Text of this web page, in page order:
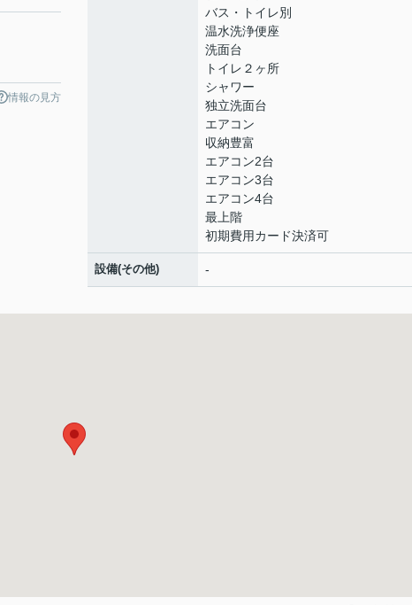
情報の見方
バス・トイレ別
温水洗浄便座
洗面台
トイレ２ヶ所
シャワー
独立洗面台
エアコン
収納豊富
エアコン2台
エアコン3台
エアコン4台
最上階
初期費用カード決済可
設備(その他) -